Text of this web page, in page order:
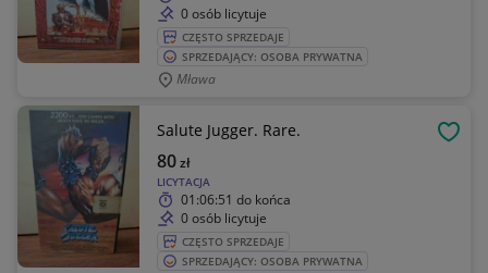
0 osób licytuje
CZĘSTO SPRZEDAJE
SPRZEDAJĄCY: OSOBA PRYWATNA
Mława
Salute Jugger. Rare.
LICYTACJA
80zł
01:06:51 do końca
0 osób licytuje
CZĘSTO SPRZEDAJE
SPRZEDAJĄCY: OSOBA PRYWATNA